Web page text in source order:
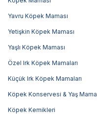
Yavru Köpek Maması
Yetişkin Köpek Maması
Yaşlı Köpek Maması
Özel Irk Köpek Mamaları
Küçük Irk Köpek Mamaları
Köpek Konservesi & Yaş Mama
Köpek Kemikleri